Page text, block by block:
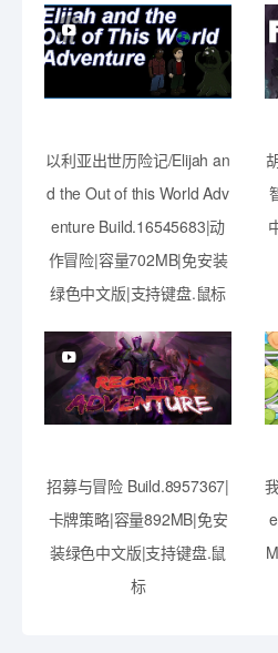
以利亚出世历险记/Elijah an
d the Out of this World Adv
enture Build.16545683|动
作冒险|容量702MB|免安装
绿色中文版|支持键盘.鼠标
招募与冒险 Build.8957367|
卡牌策略|容量892MB|免安
装绿色中文版|支持键盘.鼠
标